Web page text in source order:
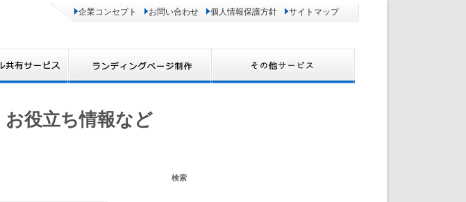
企業コンセプト お問い合わせ 個人情報保護方針 サイトマップ
役立ち情報など
検索